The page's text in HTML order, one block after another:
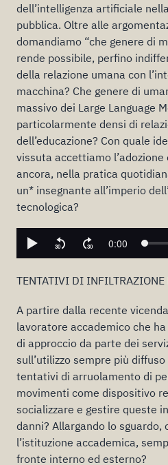
dell’intelligenza artificiale
pubblica. Oltre alle
domandiamo “che genere di
rende possibile, perfino
della relazione umana con
macchina? Che genere di
massivo dei Large Language
particolarmente densi di
dell’educazione? Con quale
vissuta accettiamo l’adozione
ancora, nella pratica
un* insegnante all’imperio
tecnologica?
TENTATIVI DI INFILTRAZIONE
A partire dalla recente
lavoratore accademico che
di approccio da parte dei
sull’utilizzo sempre più
tentativi di arruolamento di
movimenti come dispositivo
socializzare e gestire queste
danni? Allargando lo sguardo,
l’istituzione accademica,
fronte interno ed esterno?